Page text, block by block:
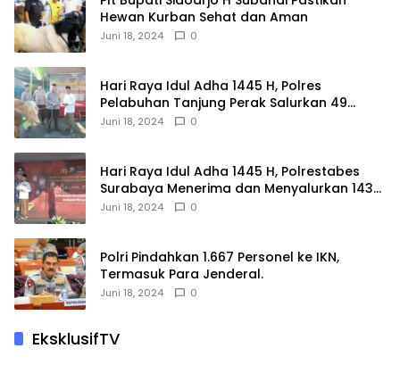
Hewan Kurban Sehat dan Aman
Juni 18, 2024 0
Hari Raya Idul Adha 1445 H, Polres
Pelabuhan Tanjung Perak Salurkan 49
Hewan Korban.
Juni 18, 2024 0
Hari Raya Idul Adha 1445 H, Polrestabes
Surabaya Menerima dan Menyalurkan 143
Hewan Kurban
Juni 18, 2024 0
Polri Pindahkan 1.667 Personel ke IKN,
Termasuk Para Jenderal.
Juni 18, 2024 0
EksklusifTV